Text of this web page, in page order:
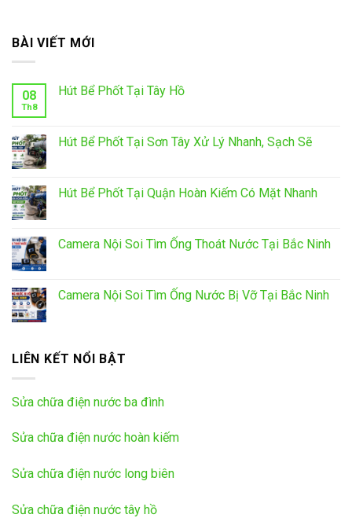
BÀI VIẾT MỚI
08
Th8
Hút Bể Phốt Tại Tây Hồ
Hút Bể Phốt Tại Sơn Tây Xử Lý Nhanh, Sạch Sẽ
Hút Bể Phốt Tại Quận Hoàn Kiếm Có Mặt Nhanh
Camera Nội Soi Tìm Ống Thoát Nước Tại Bắc Ninh
Camera Nội Soi Tìm Ống Nước Bị Vỡ Tại Bắc Ninh
LIÊN KẾT NỔI BẬT
Sửa chữa điện nước ba đình
Sửa chữa điện nước hoàn kiếm
Sửa chữa điện nước long biên
Sửa chữa điện nước tây hồ